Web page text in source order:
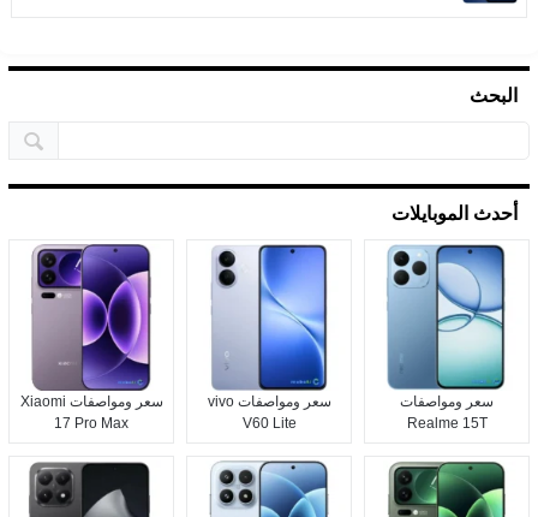
البحث
أحدث الموبايلات
سعر ومواصفات
Realme 15T
سعر ومواصفات vivo
V60 Lite
سعر ومواصفات Xiaomi
17 Pro Max